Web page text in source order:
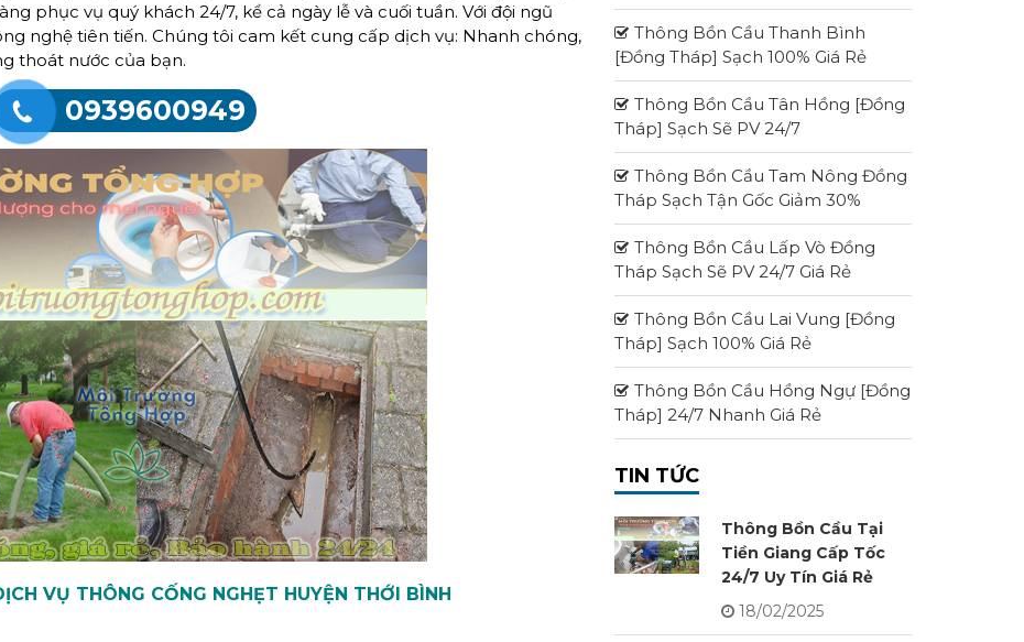
phục vụ quý khách 24/7, kể cả ngày lễ và cuối tuần. Với đội ngũ
nghệ tiên tiến. Chúng tôi cam kết cung cấp dịch vụ: Nhanh chóng,
thoát nước của bạn.
0939600949
VỤ THÔNG CỐNG NGHẸT HUYỆN THỚI BÌNH
Thông Bồn Cầu Thanh Bình
[Đồng Tháp] Sạch 100% Giá Rẻ
Thông Bồn Cầu Tân Hồng [Đồng
Tháp] Sạch Sẽ PV 24/7
Thông Bồn Cầu Tam Nông Đồng
Tháp Sạch Tận Gốc Giảm 30%
Thông Bồn Cầu Lấp Vò Đồng
Tháp Sạch Sẽ PV 24/7 Giá Rẻ
Thông Bồn Cầu Lai Vung [Đồng
Tháp] Sạch 100% Giá Rẻ
Thông Bồn Cầu Hồng Ngự [Đồng
Tháp] 24/7 Nhanh Giá Rẻ
TIN TỨC
Thông Bồn Cầu Tại
Tiền Giang Cấp Tốc
24/7 Uy Tín Giá Rẻ
18/02/2025